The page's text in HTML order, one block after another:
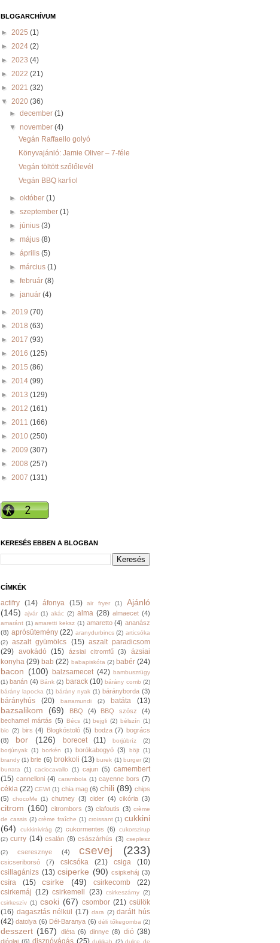
BLOGARCHÍVUM
► 2025 (1)
► 2024 (2)
► 2023 (4)
► 2022 (21)
► 2021 (32)
▼ 2020 (36)
►december(1)
▼november(4)
Vegán Raffaello golyó
Könyvajánló: Jamie Oliver – 7-féle
Vegán töltött szőlőlevél
Vegán BBQ karfiol
►október(1)
►szeptember(1)
►június(3)
►május(8)
►április(5)
►március(1)
►február(8)
►január(4)
► 2019 (70)
► 2018 (63)
► 2017 (93)
► 2016 (125)
► 2015 (86)
► 2014 (99)
► 2013 (129)
► 2012 (161)
► 2011 (166)
► 2010 (250)
► 2009 (307)
► 2008 (257)
► 2007 (131)
KERESÉS EBBEN A BLOGBAN
CÍMKÉK
actifry (14) áfonya (15) air fryer (1)
Ajánló
(145)
ajvár (1) akác (2) alma (28) almaecet (4)
amaránt (1) amaretti keksz (1) amaretto (4) ananász
(8) aprósütemény (22) aranydurbincs (2) articsóka
(2)
aszalt gyümölcs (15) aszalt paradicsom
(29) avokádó (15) ázsiai citromfű (3)
ázsiai
konyha (29) bab (22) babapiskóta (2) babér (24)
bacon (100) balzsamecet (42) bambuszrügy
(1) banán (4) Bánk (2) barack (10) bárány comb (2)
bárány lapocka (1) bárány nyak (1) bárányborda (3)
bárányhús (20) barramundi (2) batáta (13)
bazsalikom (69) BBQ (4) BBQ szósz
(4)
bechamel mártás (5) Bécs (1) bejgli (2) bélszín (1)
bio (2) birs (4) Blogkóstoló (5) bodza (7) bogrács
(8)
bor (126) borecet (11) borjúbríz
(2)
borjúnyak (1) borkén (1) borókabogyó (3) böjt (1)
brandy (1) brie (6) brokkoli (13) burek (1) burger (2)
burrata
(1) caciocavallo (1) cajun (5) camembert
(15) cannelloni (4) carambola (1) cayenne bors (7)
cékla (22) CEWI (1) chia mag (6) chili (89) chips
(5)
chocoMe (1) chutney (3) cider (4) cikória (3)
citrom (160) citrombors (3) clafoutis (3) crème
de cassis (2) crème fraîche (1) croissant (1) cukkini
(64)
cukkinivirág (2) cukormentes (6)
cukorszirup
(2) curry (14) csalán (8) császárhús (3) cseplesz
(2)
cseresznye (4) csevej (233)
csicseriborsó (7) csicsóka (21) csiga
(10)
csillagánizs (13) csiperke (90) csipkeháj (3)
csíra (15) csirke (49) csirkecomb
(22)
csirkemáj (12) csirkemell (23) csirkeszárny (2)
csirkeszív (1) csoki (67) csombor (21) csülök
(16) dagasztás nélkül (17) dara (2) darált hús
(42) datolya (6) Dél-Baranya (6) déli tőkegomba (2)
desszert (167) diéta (6) dinnye (8) dió (38)
dióolaj (6) disznóvágás (25) dukkah (2) dulce de